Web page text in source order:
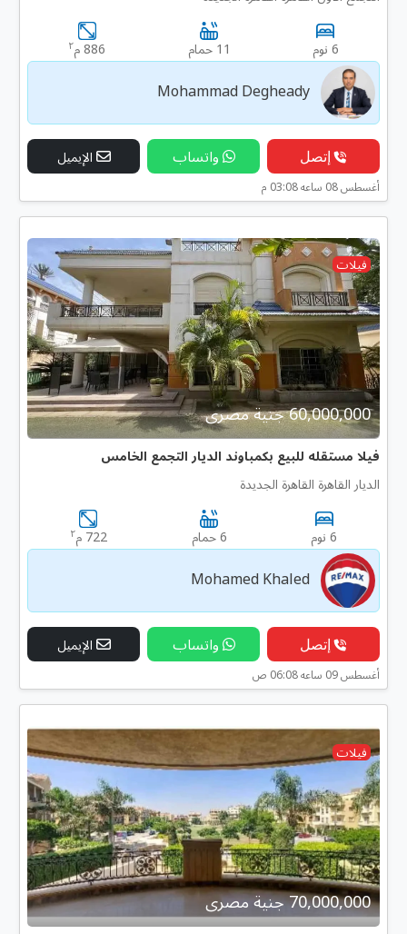
6 نوم 11 حمام 886 م ٢
Mohammad Degheady
إتصل واتساب الإيميل
أغسطس 08 ساعه 03:08 م
فيلات
60,000,000 جنية مصرى
فيلا مستقله للبيع بكمباوند الديار التجمع الخامس
الديار القاهرة القاهرة الجديدة
6 نوم 6 حمام 722 م ٢
Mohamed Khaled
إتصل واتساب الإيميل
أغسطس 09 ساعه 06:08 ص
فيلات
70,000,000 جنية مصرى